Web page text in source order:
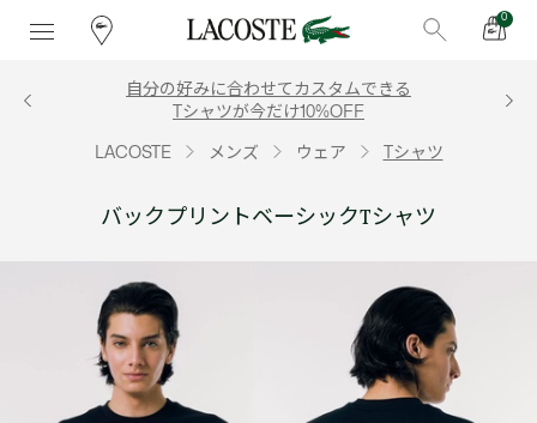
0
自分の好みに合わせてカスタムできる
Tシャツが今だけ10%OFF
LACOSTE メンズ ウェア Tシャツ
バックプリントベーシックTシャツ